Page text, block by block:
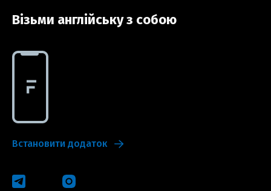
Візьми англійську з собою
Встановити додаток